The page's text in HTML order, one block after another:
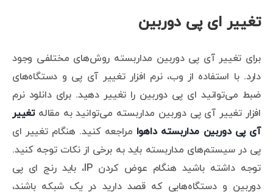
تغییر ای پی دوربین
برای تغییر آی پی دوربین مداربسته روش‌های مختلفی وجود
دارد. با استفاده از وب، نرم افزار تغییر آی پی و دستگاه‌های
ضبط می‌توانید ای پی دوربین را تغییر دهید. برای دانلود نرم
افزار تغییر آی پی دوربین مداربسته می‌توانید به مقالهتغییر
آی پی دوربین مداربسته داهوا مراجعه کنید. هنگام تغییر ای
پی در سیستم‌های مداربسته باید به برخی از نکات توجه کنید.
توجه داشته باشید هنگام عوض کردن IP، باید رنج ای پی
دوربین و دستگاه‌هایی که قصد دارید در یک شبکه باشند،